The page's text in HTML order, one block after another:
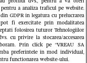
femeie a fost
a analiza traficul pe website.
GDPR in legatura cu prelucrarea
fi exercitate prin modalitatea
folosirea tuturor Tehnologiilor
cu privire la stocarea/accesarea
Prin click pe “VREAU SA
preferintele in mod individual,
functionarea website-ului.